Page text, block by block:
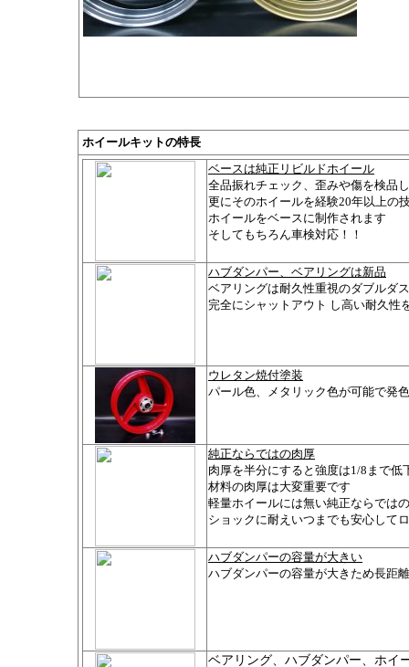
ホイールキットの特長
ベースは純正リビルドホイール
全品振れチェック、歪みや傷を検品
更にそのホイールを経験20年以上の
ホイールをベースに制作されます
そしてもちろん車検対応！！
ハブダンパー、ベアリングは新品
ベアリングは耐久性重視のダブルダ
完全にシャットアウト し高い耐久性
ウレタン焼付塗装
パール色、メタリック色が可能で発
純正ならではの肉厚
肉厚を半分にすると強度は1/8まで
材料の肉厚は大変重要です
軽量ホイールには無い純正ならでは
ショックに耐えいつまでも安心して
ハブダンパーの容量が大きい
ハブダンパーの容量が大きため長距
ベアリング、ハブダンパー、ホイ